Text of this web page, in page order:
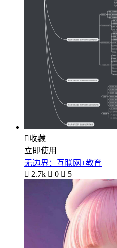
收藏
立即使用
无边界：互联网+教育
 2.7k  0  5